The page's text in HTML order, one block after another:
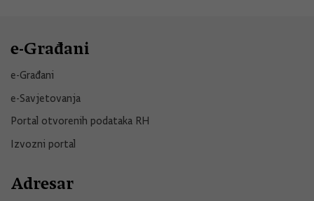
e-Građani
e-Građani
e-Savjetovanja
Portal otvorenih podataka RH
Izvozni portal
Adresar